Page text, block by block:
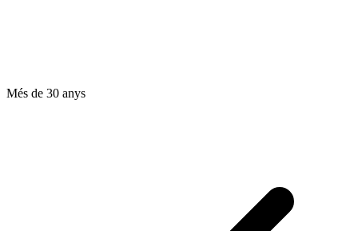
Més de 30 anys